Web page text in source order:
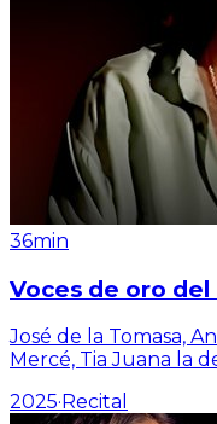
36min
Voces de oro del
José de la Tomasa,
Mercé, Tia Juana la
2025· Recital